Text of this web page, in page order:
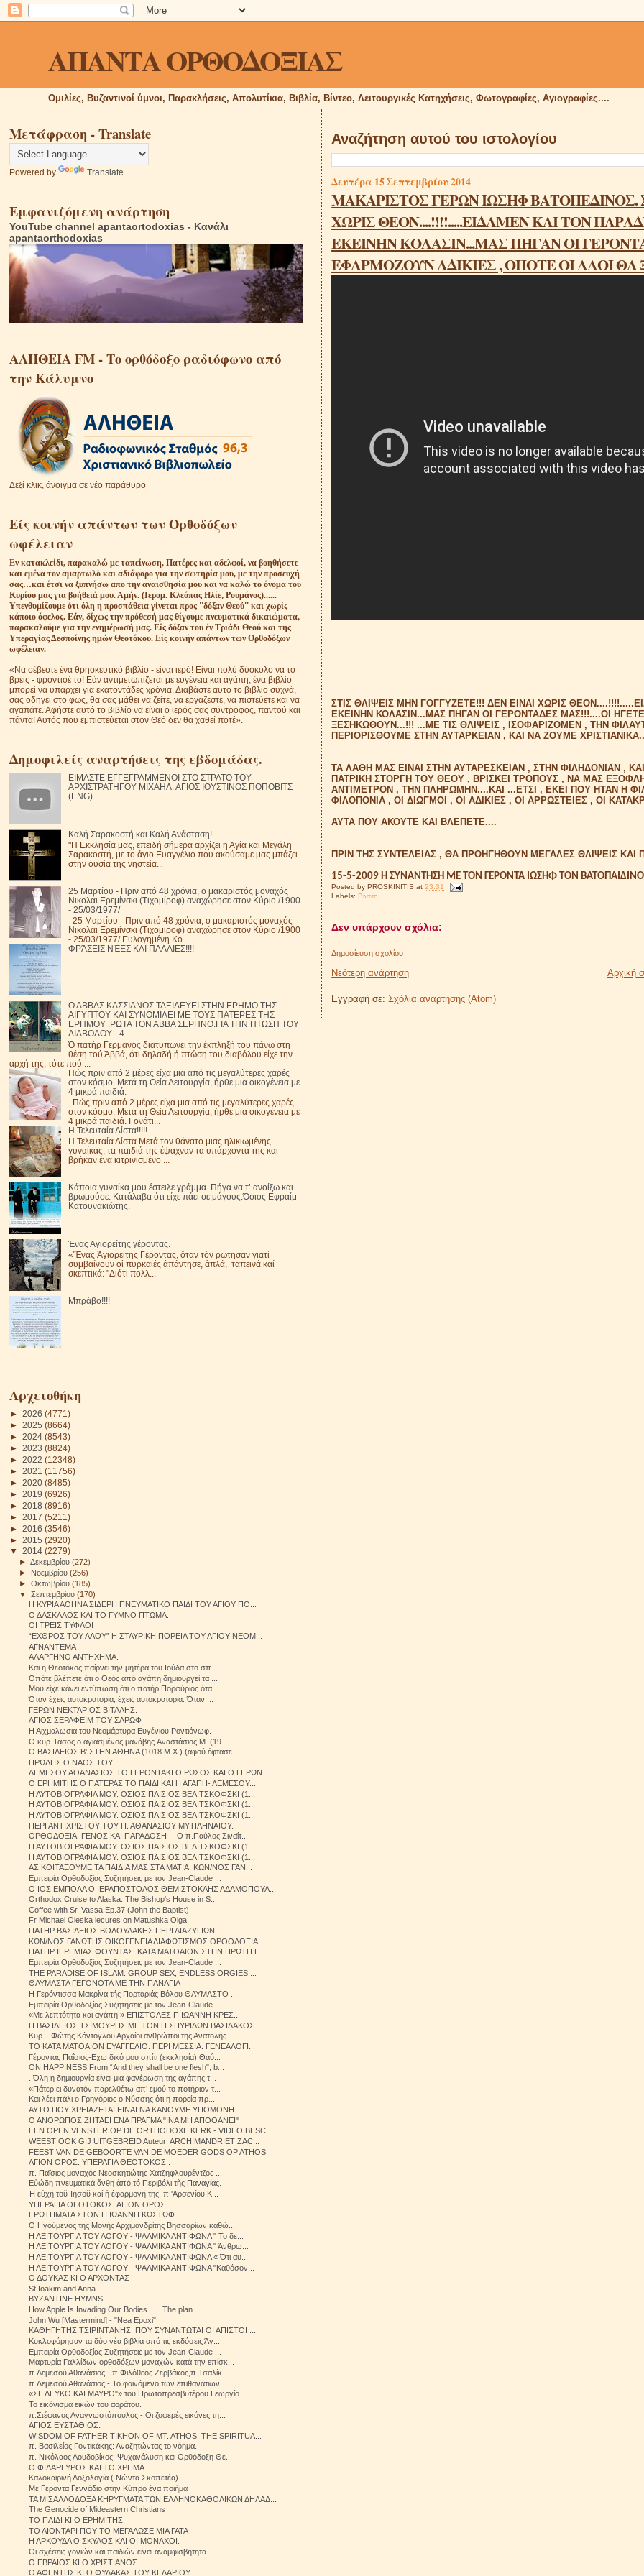
ΑΠΑΝΤΑ ΟΡΘΟΔΟΞΙΑΣ
Ομιλίες, Βυζαντινοί ύμνοι, Παρακλήσεις, Απολυτίκια, Βιβλία, Βίντεο, Λειτουργικές Κατηχήσεις, Φωτογραφίες, Αγιογραφίες....
Αναζήτηση αυτού του ιστολογίου
Δευτέρα 15 Σεπτεμβρίου 2014
ΜΑΚΑΡΙΣΤΟΣ ΓΕΡΩΝ ΙΩΣΗΦ ΒΑΤΟΠΕΔΙΝΟΣ.
ΧΩΡΙΣ ΘΕΟΝ....!!!!.....ΕΙΔΑΜΕΝ ΚΑΙ ΤΟΝ
ΕΚΕΙΝΗΝ ΚΟΛΑΣΙΝ...ΜΑΣ ΠΗΓΑΝ ΟΙ
ΕΦΑΡΜΟΖΟΥΝ ΑΔΙΚΙΕΣ , ΟΠΟΤΕ ΟΙ ΛΑΟΙ
ΣΤΙΣ ΘΛΙΨΕΙΣ ΜΗΝ ΓΟΓΓΥΖΕΤΕ!!! ΔΕΝ ΕΙΝΑΙ ΧΩΡΙΣ
ΕΚΕΙΝΗΝ ΚΟΛΑΣΙΝ...ΜΑΣ ΠΗΓΑΝ ΟΙ ΓΕΡΟΝΤΑΔΕΣ ΜΑΣ!!!....ΟΙ
ΞΕΣΗΚΩΘΟΥΝ...!!! ...ΜΕ ΤΙΣ ΘΛΙΨΕΙΣ , ΙΣΟΦΑΡΙΖΟΜΕΝ , ΤΗΝ
ΠΕΡΙΟΡΙΣΘΟΥΜΕ ΣΤΗΝ ΑΥΤΑΡΚΕΙΑΝ , ΚΑΙ ΝΑ ΖΟΥΜΕ
ΤΑ ΛΑΘΗ ΜΑΣ ΕΙΝΑΙ ΣΤΗΝ ΑΥΤΑΡΕΣΚΕΙΑΝ , ΣΤΗΝ ΦΙΛΗΔΟΝΙΑΝ ,
ΠΑΤΡΙΚΗ ΣΤΟΡΓΗ ΤΟΥ ΘΕΟΥ , ΒΡΙΣΚΕΙ ΤΡΟΠΟΥΣ , ΝΑ ΜΑΣ
ΑΝΤΙΜΕΤΡΟΝ , ΤΗΝ ΠΛΗΡΩΜΗΝ....ΚΑΙ ...ΕΤΣΙ , ΕΚΕΙ ΠΟΥ ΗΤΑΝ Η
ΦΙΛΟΠΟΝΙΑ , ΟΙ ΔΙΩΓΜΟΙ , ΟΙ ΑΔΙΚΙΕΣ , ΟΙ ΑΡΡΩΣΤΕΙΕΣ , ΟΙ
ΑΥΤΑ ΠΟΥ ΑΚΟΥΤΕ ΚΑΙ ΒΛΕΠΕΤΕ....
ΠΡΙΝ ΤΗΣ ΣΥΝΤΕΛΕΙΑΣ , ΘΑ ΠΡΟΗΓΗΘΟΥΝ ΜΕΓΑΛΕΣ ΘΛΙΨΕΙΣ ΚΑΙ
15-5-2009 Η ΣΥΝΑΝΤΗΣΗ ΜΕ ΤΟΝ ΓΕΡΟΝΤΑ ΙΩΣΗΦ ΤΟΝ
Posted byPROSKINITIS at23:31
Labels:Βίντεο
Δεν υπάρχουν σχόλια:
Δημοσίευση σχολίου
Νεότερη ανάρτηση Αρχική
Εγγραφή σε:Σχόλια ανάρτησης (Atom)
Μετάφραση - Translate
Powered by Translate
Εμφανιζόμενη ανάρτηση
YouTube channel apantaortodoxias - Κανάλι
apantaorthodoxias
ΑΛΗΘΕΙΑ FM - Το ορθόδοξο ραδιόφωνο από
την Κάλυμνο
Δεξί κλικ, άνοιγμα σε νέο παράθυρο
Είς κοινήν απάντων των Ορθοδόξων
ωφέλειαν
Eν κατακλείδι, παρακαλώ με ταπείνωση, Πατέρες και αδελφοί, να βοηθήσετε
και εμένα τον αμαρτωλὸ και αδιάφορο για την σωτηρία μου, με την προσευχή
σας…και έτσι να ξυπνήσω απο την αναισθησία μου και να καλώ το όνομα του
Κυρίου μας για βοήθειά μου. Αμήν. (Ιερομ. Κλεόπας Ηλίε, Ρουμάνος)......
Υπενθυμίζουμε ότι όλη η προσπάθεια γίνεται προς ''δόξαν Θεού'' και χωρίς
κάποιο όφελος. Εάν, δίχως την πρόθεσή μας θίγουμε πνευματικά δικαιώματα,
παρακαλούμε για την ενημέρωσή μας. Είς δόξαν του έν Τριάδι Θεού και της
Υπεραγίας Δεσποίνης ημών Θεοτόκου. Είς κοινήν απάντων των Ορθοδόξων
ωφέλειαν.
«Να σέβεστε ένα θρησκευτικό βιβλίο - είναι ιερό! Είναι πολύ δύσκολο να το
βρεις - φρόντισέ το! Εάν αντιμετωπίζεται με ευγένεια και αγάπη, ένα βιβλίο
μπορεί να υπάρχει για εκατοντάδες χρόνια. Διαβάστε αυτό το βιβλίο συχνά,
σας οδηγεί στο φως, θα σας μάθει να ζείτε, να εργάζεστε, να πιστεύετε και να
αγαπάτε. Αφήστε αυτό το βιβλίο να είναι ο ιερός σας σύντροφος, παντού και
πάντα! Αυτός που εμπιστεύεται στον Θεό δεν θα χαθεί ποτέ».
Δημοφιλείς αναρτήσεις της εβδομάδας.
ΕΙΜΑΣΤΕ ΕΓΓΕΓΡΑΜΜΕΝΟΙ ΣΤΟ ΣΤΡΑΤΟ ΤΟΥ
ΑΡΧΙΣΤΡΑΤΗΓΟΥ ΜΙΧΑΗΛ. ΑΓΙΟΣ ΙΟΥΣΤΙΝΟΣ ΠΟΠΟΒΙΤΣ
(ENG)
Καλή Σαρακοστή και Καλή Ανάσταση!
"Η Εκκλησία μας, επειδή σήμερα αρχίζει η Αγία και Μεγάλη
Σαρακοστή, με το άγιο Ευαγγέλιο που ακούσαμε μας μπάζει
στην ουσία της νηστεία...
25 Μαρτίου - Πριν από 48 χρόνια, ο μακαριστός μοναχός
Νικολάι Ερεμίνσκι (Τιχομίροφ) αναχώρησε στον Κύριο /1900
- 25/03/1977/
25 Μαρτίου - Πριν από 48 χρόνια, ο μακαριστός μοναχός
Νικολάι Ερεμίνσκι (Τιχομίροφ) αναχώρησε στον Κύριο /1900
- 25/03/1977/ Ευλογημένη Κο...
ΦΡΆΣΕΙΣ ΝΈΕΣ ΚΑΙ ΠΑΛΑΙΕΣ!!!!
Ο ΑΒΒΑΣ ΚΑΣΣΙΑΝΟΣ ΤΑΞΙΔΕΥΕΙ ΣΤΗΝ ΕΡΗΜΟ ΤΗΣ
ΑΙΓΥΠΤΟΥ ΚΑΙ ΣΥΝΟΜΙΛΕΙ ΜΕ ΤΟΥΣ ΠΑΤΕΡΕΣ ΤΗΣ
ΕΡΗΜΟΥ .ΡΩΤΑ ΤΟΝ ΑΒΒΑ ΣΕΡΗΝΟ.ΓΙΑ ΤΗΝ ΠΤΩΣΗ ΤΟΥ
ΔΙΑΒΟΛΟΥ. . 4
Ό πατήρ Γερμανός διατυπώνει την έκπληξή του πάνω στη
θέση τού Άββά, ότι δηλαδή ή πτώση του διαβόλου είχε την
αρχή της, τότε πού ...
Πώς πριν από 2 μέρες είχα μια από τις μεγαλύτερες χαρές
στον κόσμο. Μετά τη Θεία Λειτουργία, ήρθε μια οικογένεια με
4 μικρά παιδιά.
Πώς πριν από 2 μέρες είχα μια από τις μεγαλύτερες χαρές
στον κόσμο. Μετά τη Θεία Λειτουργία, ήρθε μια οικογένεια με
4 μικρά παιδιά. Γονάτι...
Η Τελευταία Λίστα!!!!!
Η Τελευταία Λίστα Μετά τον θάνατο μιας ηλικιωμένης
γυναίκας, τα παιδιά της έψαχναν τα υπάρχοντά της και
βρήκαν ένα κιτρινισμένο ...
Κάποια γυναίκα μου έστειλε γράμμα. Πήγα να τ’ ανοίξω και
βρωμούσε. Κατάλαβα ότι είχε πάει σε μάγους.Όσιος Εφραίμ
Κατουνακιώτης.
Ένας Αγιορείτης γέροντας.
«Ἕνας Ἁγιορείτης Γέροντας, ὅταν τόν ρώτησαν γιατί
συμβαίνουν οἱ πυρκαϊές ἀπάντησε, ἁπλά, ταπεινά καί
σκεπτικά: "Διότι πολλ...
Μπράβο!!!!
Αρχειοθήκη
► 2026 (4771)
► 2025 (8664)
► 2024 (8543)
► 2023 (8824)
► 2022 (12348)
► 2021 (11756)
► 2020 (8485)
► 2019 (6926)
► 2018 (8916)
► 2017 (5211)
► 2016 (3546)
► 2015 (2920)
▼ 2014 (2279)
►Δεκεμβρίου(272)
► Νοεμβρίου(256)
►Οκτωβρίου(185)
▼Σεπτεμβρίου(170)
Η ΚΥΡΙΑ ΑΘΗΝΑ ΣΙΔΕΡΗ ΠΝΕΥΜΑΤΙΚΟ ΠΑΙΔΙ ΤΟΥ ΑΓΙΟΥ ΠΟ...
Ο ΔΑΣΚΑΛΟΣ ΚΑΙ ΤΟ ΓΥΜΝΟ ΠΤΩΜΑ.
ΟΙ ΤΡΕΙΣ ΤΥΦΛΟΙ
“ΕΧΘΡΟΣ ΤΟΥ ΛΑΟΥ” Η ΣΤΑΥΡΙΚΗ ΠΟΡΕΙΑ ΤΟΥ ΑΓΙΟΥ ΝΕΟΜ...
ΑΓΝΑΝΤΕΜΑ
ΑΛΑΡΓΗΝΟ ΑΝΤΗΧΗΜΑ.
Και η Θεοτόκος παίρνει την μητέρα του Ιούδα στο σπ...
Οπότε βλέπετε ότι ο Θεός από αγάπη δημιουργεί τα ...
Μου είχε κάνει εντύπωση ότι ο πατήρ Πορφύριος ότα...
Όταν έχεις αυτοκρατορία, έχεις αυτοκρατορία. Όταν ...
ΓΕΡΩΝ ΝΕΚΤΑΡΙΟΣ ΒΙΤΑΛΗΣ.
ΑΓΙΟΣ ΣΕΡΑΦΕΙΜ ΤΟΥ ΣΑΡΩΦ
Η Αιχμαλωσια του Νεομάρτυρα Ευγένιου Ροντιόνωφ.
Ο κυρ-Τάσος ο αγιασμένος μανάβης.Αναστάσιος Μ. (19...
Ο ΒΑΣΙΛΕΙΟΣ Β' ΣΤΗΝ ΑΘΗΝΑ (1018 Μ.Χ.) (αφού έφτασε...
ΗΡΩΔΗΣ Ο ΝΑΟΣ ΤΟΥ.
ΛΕΜΕΣΟΥ ΑΘΑΝΑΣΙΟΣ.ΤΟ ΓΕΡΟΝΤΑΚΙ Ο ΡΩΣΟΣ ΚΑΙ Ο ΓΕΡΩΝ...
Ο ΕΡΗΜΙΤΗΣ Ο ΠΑΤΕΡΑΣ ΤΟ ΠΑΙΔΙ ΚΑΙ Η ΑΓΑΠΗ- ΛΕΜΕΣΟΥ...
Η ΑΥΤΟΒΙΟΓΡΑΦΙΑ ΜΟΥ. ΟΣΙΟΣ ΠΑΙΣΙΟΣ ΒΕΛΙΤΣΚΟΦΣΚΙ (1...
Η ΑΥΤΟΒΙΟΓΡΑΦΙΑ ΜΟΥ. ΟΣΙΟΣ ΠΑΙΣΙΟΣ ΒΕΛΙΤΣΚΟΦΣΚΙ (1...
Η ΑΥΤΟΒΙΟΓΡΑΦΙΑ ΜΟΥ. ΟΣΙΟΣ ΠΑΙΣΙΟΣ ΒΕΛΙΤΣΚΟΦΣΚΙ (1...
ΠΕΡΙ ΑΝΤΙΧΡΙΣΤΟΥ ΤΟΥ Π. ΑΘΑΝΑΣΙΟΥ ΜΥΤΙΛΗΝΑΙΟΥ.
ΟΡΘΟΔΟΞΙΑ, ΓΕΝΟΣ ΚΑΙ ΠΑΡΑΔΟΣΗ -- Ο π.Παύλος Σιναΐτ...
Η ΑΥΤΟΒΙΟΓΡΑΦΙΑ ΜΟΥ. ΟΣΙΟΣ ΠΑΙΣΙΟΣ ΒΕΛΙΤΣΚΟΦΣΚΙ (1...
Η ΑΥΤΟΒΙΟΓΡΑΦΙΑ ΜΟΥ. ΟΣΙΟΣ ΠΑΙΣΙΟΣ ΒΕΛΙΤΣΚΟΦΣΚΙ (1...
ΑΣ ΚΟΙΤΑΞΟΥΜΕ ΤΑ ΠΑΙΔΙΑ ΜΑΣ ΣΤΑ ΜΑΤΙΑ. ΚΩΝ/ΝΟΣ ΓΑΝ...
Εμπειρία Ορθοδοξίας Συζητήσεις με τον Jean-Claude ...
Ο ΙΟΣ ΕΜΠΟΛΑ Ο ΙΕΡΑΠΟΣΤΟΛΟΣ ΘΕΜΙΣΤΟΚΛΗΣ ΑΔΑΜΟΠΟΥΛ...
Orthodox Cruise to Alaska: The Bishop's House in S...
Coffee with Sr. Vassa Ep.37 (John the Baptist)
Fr Michael Oleska lecures on Matushka Olga.
ΠΑΤΗΡ ΒΑΣΙΛΕΙΟΣ ΒΟΛΟΥΔΑΚΗΣ ΠΕΡΙ ΔΙΑΖΥΓΙΩΝ
ΚΩΝ/ΝΟΣ ΓΑΝΩΤΗΣ ΟΙΚΟΓΕΝΕΙΑ ΔΙΑΦΩΤΙΣΜΟΣ ΟΡΘΟΔΟΞΙΑ
ΠΑΤΗΡ ΙΕΡΕΜΙΑΣ ΦΟΥΝΤΑΣ. ΚΑΤΑ ΜΑΤΘΑΙΟΝ.ΣΤΗN ΠΡΩΤΗ Γ...
Εμπειρία Ορθοδοξίας Συζητήσεις με τον Jean-Claude ...
THE PARADISE OF ISLAM: GROUP SEX, ENDLESS ORGIES ...
ΘΑΥΜΑΣΤΑ ΓΕΓΟΝΟΤΑ ΜΕ ΤΗΝ ΠΑΝΑΓΙΑ
Η Γερόντισσα Μακρίνα τής Πορταριάς Βόλου ΘΑΥΜΑΣΤΟ ...
Εμπειρία Ορθοδοξίας Συζητήσεις με τον Jean-Claude ...
«Με λεπτότητα και αγάπη » ΕΠΙΣΤΟΛΕΣ Π ΙΩΑΝΝΗ ΚΡΕΣ...
Π ΒΑΣΙΛΕΙΟΣ ΤΣΙΜΟΥΡΗΣ ΜΕ ΤΟΝ Π ΣΠΥΡΙΔΩΝ ΒΑΣΙΛΑΚΟΣ ...
Κυρ – Φώτης Κόντογλου Αρχαίοι ανθρώποι της Ανατολής.
ΤΟ ΚΑΤΑ ΜΑΤΘΑΙΟΝ ΕΥΑΓΓΕΛΙΟ. ΠΕΡΙ ΜΕΣΣΙΑ. ΓΕΝΕΑΛΟΓΙ...
Γέροντας Παΐσιος-Εχω δικό μου σπίτι (εκκλησία).Θαύ...
ON HAPPINESS From “And they shall be one flesh", b...
. Όλη η δημιουργία είναι μια φανέρωση της αγάπης τ...
«Πάτερ ει δυνατόν παρελθέτω απ’ εμού το ποτήριον τ...
Και λέει πάλι ο Γρηγόριος ο Νύσσης ότι η πορεία πρ...
ΑΥΤΟ ΠΟΥ ΧΡΕΙΑΖΕΤΑΙ ΕΙΝΑΙ ΝΑ ΚΑΝΟΥΜΕ ΥΠΟΜΟΝΗ.......
Ο ΑΝΘΡΩΠΟΣ ΖΗΤΑΕΙ ΕΝΑ ΠΡΑΓΜΑ "ΙΝΑ ΜΗ ΑΠΟΘΑΝΕΙ"
EEN OPEN VENSTER OP DE ORTHODOXE KERK - VIDEO BESC...
WEEST OOK GIJ UITGEBREID Auteur: ARCHIMANDRIET ZAC...
FEEST VAN DE GEBOORTE VAN DE MOEDER GODS OP ATHOS.
ΑΓΙΟΝ ΟΡΟΣ. ΥΠΕΡΑΓΙΑ ΘΕΟΤΟΚΟΣ .
π. Παΐσιος μοναχός Νεοσκητιώτης Χατζηφλουρέντζος ...
Εὐώδη πνευματικά ἄνθη ἀπό τό Περιβόλι τῆς Παναγίας.
Ἡ εὐχή τοῦ Ἰησοῦ καί ἡ ἐφαρμογή της, π.'Αρσενίου Κ...
ΥΠΕΡΑΓΙΑ ΘΕΟΤΟΚΟΣ. ΑΓΙΟΝ ΟΡΟΣ.
ΕΡΩΤΗΜΑΤΑ ΣΤΟΝ Π ΙΩΑΝΝΗ ΚΩΣΤΩΦ .
Ο Ηγούμενος της Μονής Αρχιμανδρίτης Βησσαρίων καθώ...
Η ΛΕΙΤΟΥΡΓΙΑ ΤΟΥ ΛΟΓΟΥ - ΨΑΛΜΙΚΑ ΑΝΤΙΦΩΝΑ " Το δε...
Η ΛΕΙΤΟΥΡΓΙΑ ΤΟΥ ΛΟΓΟΥ - ΨΑΛΜΙΚΑ ΑΝΤΙΦΩΝΑ " Άνθρω...
Η ΛΕΙΤΟΥΡΓΙΑ ΤΟΥ ΛΟΓΟΥ - ΨΑΛΜΙΚΑ ΑΝΤΙΦΩΝΑ « Ότι αυ...
Η ΛΕΙΤΟΥΡΓΙΑ ΤΟΥ ΛΟΓΟΥ - ΨΑΛΜΙΚΑ ΑΝΤΙΦΩΝΑ "Kαθόσον...
Ο ΔΟYΚΑΣ ΚΙ Ο ΑΡΧΟΝΤΑΣ
St.Ioakim and Anna.
BYZANTINE HYMNS
How Apple Is Invading Our Bodies.......The plan .....
John Wu [Mastermind] - "Nea Epoxi"
ΚΑΘΗΓΗΤHΣ ΤΣΙΡΙΝΤAΝΗΣ. ΠΟΥ ΣΥΝΑΝΤΩΤΑΙ ΟΙ ΑΠΙΣΤΟΙ ...
Κυκλοφόρησαν τα δύο νέα βιβλία από τις εκδόσεις Άγ...
Εμπειρία Ορθοδοξίας Συζητήσεις με τον Jean-Claude ...
Μαρτυρία Γαλλίδων ορθοδόξων μοναχών κατά την επίσκ...
π.Λεμεσού Αθανάσιος - π.Φιλόθεος Ζερβάκος,π.Τσαλίκ...
π.Λεμεσού Αθανάσιος - Το φαινόμενο των επιθανάτιων...
«ΣΕ ΛΕΥΚΟ ΚΑΙ ΜΑΥΡΟ"» του Πρωτοπρεσβυτέρου Γεωργίο...
Το εικόνισμα εικών του αοράτου.
π.Στέφανος Αναγνωστόπουλος - Οι ζοφερές εικόνες τη...
ΑΓΙΟΣ ΕΥΣΤΑΘΙΟΣ.
WISDOM OF FATHER TIKHON OF MT. ATHOS, THE SPIRITUA...
π. Βασιλείος Γοντικάκης: Αναζητώντας το νόημα.
π. Νικόλαος Λουδοβίκος: Ψυχανάλυση και Ορθόδοξη Θε...
Ο ΦΙΛΑΡΓΥΡΟΣ ΚΑΙ ΤΟ ΧΡΗΜΑ
Καλοκαιρινή Δοξολογία ( Νώντα Σκοπετέα)
Με Γέροντα Γεννάδιο στην Κύπρο ένα ποιήμα
ΤΑ ΜΙΣΑΛΛΟΔΟΞΑ ΚΗΡΥΓΜΑΤΑ ΤΩΝ ΕΛΛΗΝΟΚΑΘΟΛΙΚΩΝ ΔΗΛΑΔ...
The Genocide of Mideastern Christians
ΤΟ ΠΑΙΔΙ ΚΙ Ο ΕΡΗΜΙΤΗΣ
ΤΟ ΛΙΟΝΤΑΡΙ ΠΟΥ ΤΟ ΜΕΓΑΛΩΣΕ ΜΙΑ ΓΑΤΑ
Η ΑΡΚΟΥΔΑ Ο ΣΚΥΛΟΣ ΚΑΙ ΟΙ ΜΟΝΑΧΟΙ.
Οι σχέσεις γονιών και παιδιών είναι αναμφισβήτητα ...
Ο ΕΒΡΑΙΟΣ ΚΙ Ο ΧΡΙΣΤΙΑΝΟΣ.
Ο ΑΦΕΝΤΗΣ ΚΙ Ο ΦΥΛΑΚΑΣ ΤΟΥ ΚΕΛΑΡΙΟΥ.